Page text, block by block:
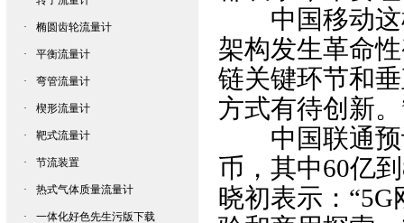
· 椭圆齿轮流量计
· 平衡流量计
· 弯管流量计
· 楔形流量计
· 靶式流量计
· 节流装置
· 热式气体质量流量计
· 一体化好色先生污版下载
中国移动这样
架构发生革命性
链关键环节和垂
方式有待创新
中国联通预计
币，其中60亿
晓初表示：